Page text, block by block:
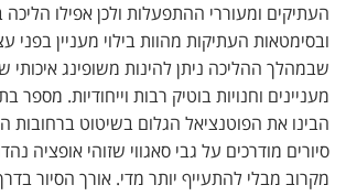
העתיקים ומעוררי ההתפעלות ולכן אפילו הליכה
ובסימטאות העתיקות מהוות בילוי מעניין בפני
שבמהלך ההליכה ניתן להינות משופינג איכותי
מעניינים וחנויות בוטיק רבות וייחודיות. מספר
הבינו את הפוטנציאל הגלום בשיטוט ברחובות
סיורים מודרכים על גבי סאגווי שזוהי אופציה
מקרוב מבלי להתעייף יותר מדי. אורך הסיור